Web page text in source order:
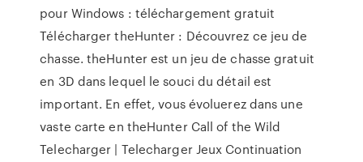
pour Windows : téléchargement gratuit
Télécharger theHunter : Découvrez ce jeu de
chasse. theHunter est un jeu de chasse gratuit
en 3D dans lequel le souci du détail est
important. En effet, vous évoluerez dans une
vaste carte en theHunter Call of the Wild
Telecharger | Telecharger Jeux Continuation